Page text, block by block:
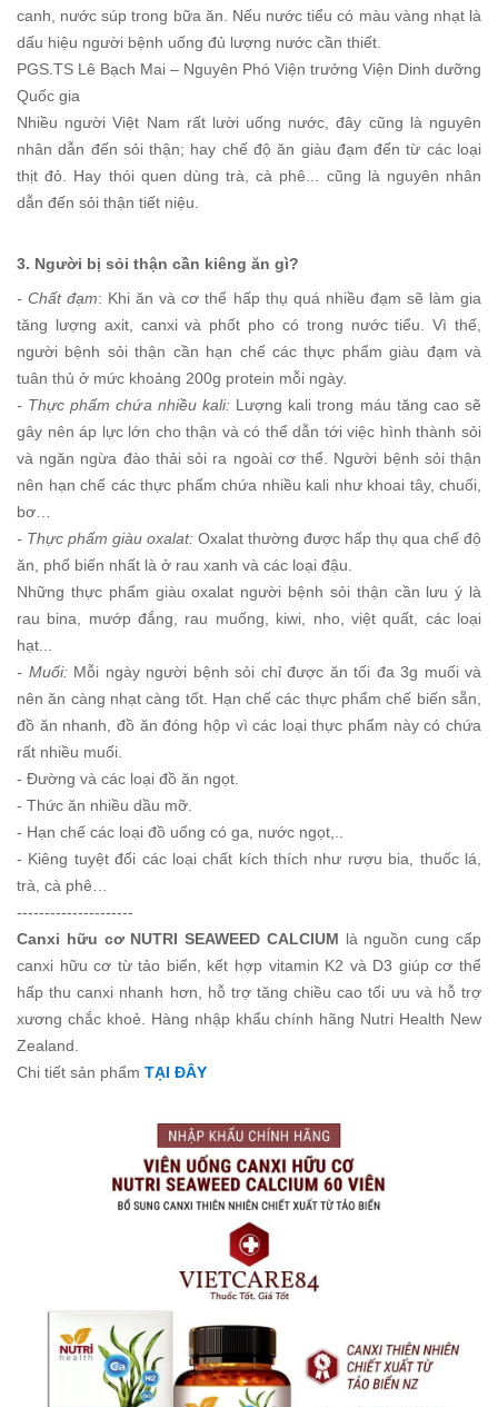
canh, nước súp trong bữa ăn. Nếu nước tiểu có màu vàng nhạt là
dấu hiệu người bệnh uống đủ lượng nước cần thiết.
PGS.TS Lê Bạch Mai – Nguyên Phó Viện trưởng Viện Dinh dưỡng
Quốc gia
Nhiều người Việt Nam rất lười uống nước, đây cũng là nguyên
nhân dẫn đến sỏi thận; hay chế độ ăn giàu đạm đến từ các loại
thịt đỏ. Hay thói quen dùng trà, cà phê... cũng là nguyên nhân
dẫn đến sỏi thận tiết niệu.
3. Người bị sỏi thận cần kiêng ăn gì?
- Chất đạm: Khi ăn và cơ thể hấp thụ quá nhiều đạm sẽ làm gia
tăng lượng axit, canxi và phốt pho có trong nước tiểu. Vì thế,
người bệnh sỏi thận cần hạn chế các thực phẩm giàu đạm và
tuân thủ ở mức khoảng 200g protein mỗi ngày.
- Thực phẩm chứa nhiều kali:Lượng kali trong máu tăng cao sẽ
gây nên áp lực lớn cho thận và có thể dẫn tới việc hình thành sỏi
và ngăn ngừa đào thải sỏi ra ngoài cơ thể. Người bệnh sỏi thận
nên hạn chế các thực phẩm chứa nhiều kali như khoai tây, chuối,
bơ…
- Thực phẩm giàu oxalat: Oxalat thường được hấp thụ qua chế độ
ăn, phổ biến nhất là ở rau xanh và các loại đậu.
Những thực phẩm giàu oxalat người bệnh sỏi thận cần lưu ý là
rau bina, mướp đắng, rau muống, kiwi, nho, việt quất, các loại
hạt...
- Muối:Mỗi ngày người bệnh sỏi chỉ được ăn tối đa 3g muối và
nên ăn càng nhạt càng tốt. Hạn chế các thực phẩm chế biến sẵn,
đồ ăn nhanh, đồ ăn đóng hộp vì các loại thực phẩm này có chứa
rất nhiều muối.
- Đường và các loại đồ ăn ngọt.
- Thức ăn nhiều dầu mỡ.
- Hạn chế các loại đồ uống có ga, nước ngọt,..
- Kiêng tuyệt đối các loại chất kích thích như rượu bia, thuốc lá,
trà, cà phê…
---------------------
Canxi hữu cơ NUTRI SEAWEED CALCIUM là nguồn cung cấp
canxi hữu cơ từ tảo biển, kết hợp vitamin K2 và D3 giúp cơ thể
hấp thu canxi nhanh hơn, hỗ trợ tăng chiều cao tối ưu và hỗ trợ
xương chắc khoẻ. Hàng nhập khẩu chính hãng Nutri Health New
Zealand.
Chi tiết sản phẩm TẠI ĐÂY